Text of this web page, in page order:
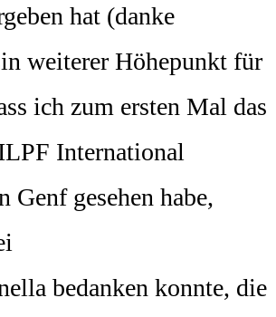
hat (danke
weiterer Höhepunkt für
ich zum ersten Mal das
International
Genf gesehen habe,
bedanken konnte, die